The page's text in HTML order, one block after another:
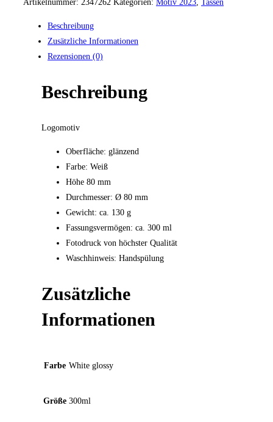
Beschreibung
Zusätzliche Informationen
Rezensionen (0)
Beschreibung
Logomotiv
Oberfläche: glänzend
Farbe: Weiß
Höhe 80 mm
Durchmesser: Ø 80 mm
Gewicht: ca. 130 g
Fassungsvermögen: ca. 300 ml
Fotodruck von höchster Qualität
Waschhinweis: Handspülung
Zusätzliche
Informationen
Farbe White glossy
Größe 300ml